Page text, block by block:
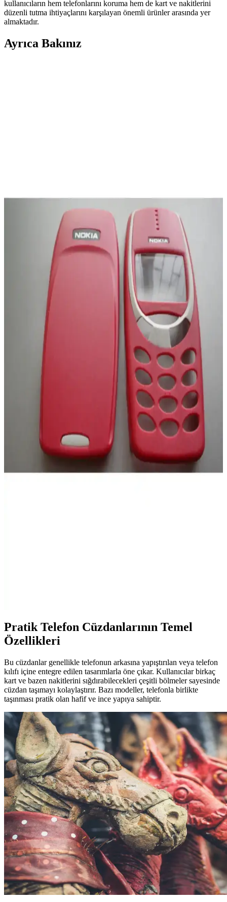
kullanıcıların hem telefonlarını koruma hem de kart ve nakitlerini
düzenli tutma ihtiyaçlarını karşılayan önemli ürünler arasında yer
almaktadır.
Ayrıca Bakınız
Oppo A38 ve Xiaomi Redmi 13C Karşılaştırması:
Hangi Telefon Sizin İçin Uygun
Oppo A38 ve Xiaomi Redmi 13C modellerinin özelliklerini detaylı
karşılaştırıyoruz. Pil ömrü, kamera, ekran ve performans gibi önemli
faktörleri analiz ederek en uygun seçimi yapmanıza yardımcı
Samsung Galaxy S22 Siyah: Güç ve Estetiğin
Modern Buluşması
Samsung Galaxy S22 Siyah, şık tasarımı, yüksek performansı ve
gelişmiş kameralarıyla günlük kullanım ve tarzınızı yansıtmak için
ideal bir akıllı telefondur.
Samsung B310 ve B310 Dual Sim Tuşlu Telefonların
Samsung B310 ve B310 Dual Sim modellerinin özellikleri, kullanıcı
yorumları ve karşılaştırmasıyla, ihtiyaçlarınıza en uygun tuşlu
telefonu seçmenize yardımcı oluyoruz.
Apple iPhone 13 Pro ve iPhone 15 Pro
Karşılaştırması Hangi Model Daha Uygun
iPhone 13 Pro ve iPhone 15 Pro'nun özellikleri, performansları ve
kullanıcı yorumlarıyla karşılaştırması detaylı şekilde sunuluyor.
Pratik Telefon Cüzdanlarının Temel
Özellikleri
Bu cüzdanlar genellikle telefonun arkasına yapıştırılan veya telefon
kılıfı içine entegre edilen tasarımlarla öne çıkar. Kullanıcılar birkaç
kart ve bazen nakitlerini sığdırabilecekleri çeşitli bölmeler sayesinde
cüzdan taşımayı kolaylaştırır. Bazı modeller, telefonla birlikte
taşınması pratik olan hafif ve ince yapıya sahiptir.